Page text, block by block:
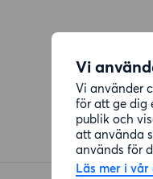
Vi
Vi använder
för att ge dig
publik och
att använda
används för
Läs mer i